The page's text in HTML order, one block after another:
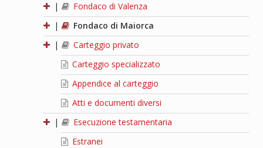
|
Fondaco di Valenza
|
Fondaco di Maiorca
|
Carteggio privato
Carteggio specializzato
Appendice al carteggio
Atti e documenti diversi
|
Esecuzione testamentaria
Estranei